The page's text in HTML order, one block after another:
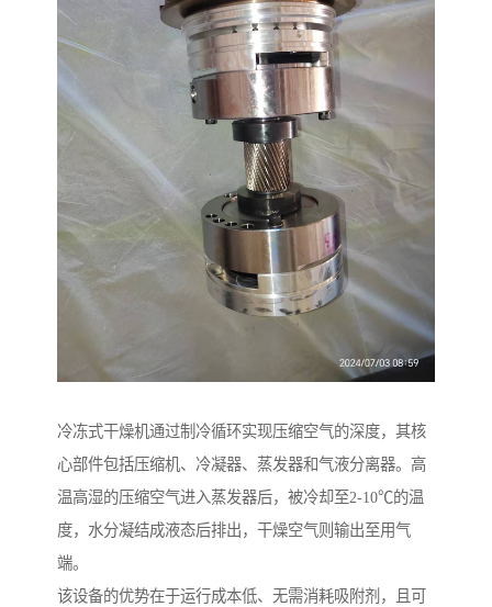
冷冻式干燥机通过制冷循环实现压缩空气的深度，其核
心部件包括压缩机、冷凝器、蒸发器和气液分离器。高
温高湿的压缩空气进入蒸发器后，被冷却至2-10℃的温
度，水分凝结成液态后排出，干燥空气则输出至用气
端。
该设备的优势在于运行成本低、无需消耗吸附剂，且可